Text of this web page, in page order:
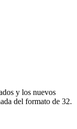
y los nuevos
del formato de 32.